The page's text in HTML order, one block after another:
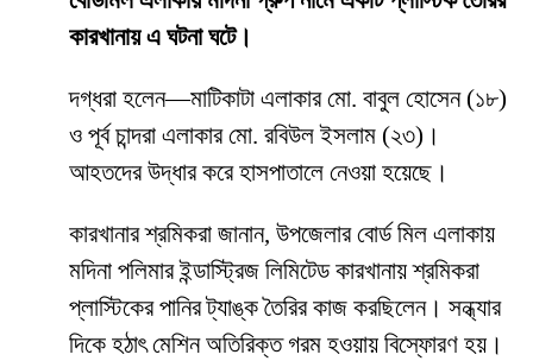
কারখানায় এ ঘটনা ঘটে।
দগ্ধরা হলেন—মাটিকাটা এলাকার মো. বাবুল হোসেন (১৮)
ও পূর্ব চান্দরা এলাকার মো. রবিউল ইসলাম (২৩)।
আহতদের উদ্ধার করে হাসপাতালে নেওয়া হয়েছে।
কারখানার শ্রমিকরা জানান, উপজেলার বোর্ড মিল এলাকায়
মদিনা পলিমার ইন্ডাস্ট্রিজ লিমিটেড কারখানায় শ্রমিকরা
প্লাস্টিকের পানির ট্যাঙ্ক তৈরির কাজ করছিলেন। সন্ধ্যার
দিকে হঠাৎ মেশিন অতিরিক্ত গরম হওয়ায় বিস্ফোরণ হয়।